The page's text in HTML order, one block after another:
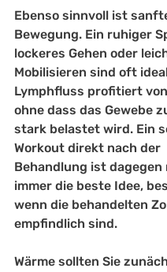
Ebenso sinnvoll ist
Bewegung. Ein ruhiger
lockeres Gehen oder
Mobilisieren sind oft
Lymphfluss profitiert
ohne dass das Gewebe
stark belastet wird. Ein
Workout direkt nach der
Behandlung ist dagegen
immer die beste Idee,
wenn die behandelten
empfindlich sind.
Wärme sollten Sie